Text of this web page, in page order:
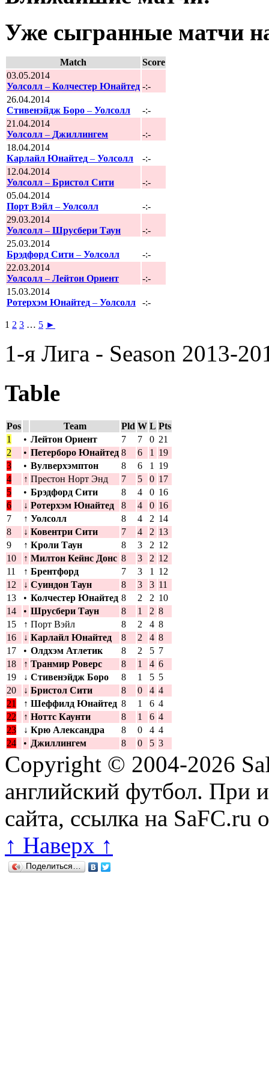
Уже сыгранные матчи
Match
Score
03.05.2014
Уолсолл – Колчестер Юнайтед -:-
26.04.2014
Стивенэйдж Боро – Уолсолл
-:-
21.04.2014
Уолсолл – Джиллингем
-:-
18.04.2014
Карлайл Юнайтед – Уолсолл
-:-
12.04.2014
Уолсолл – Бристол Сити
-:-
05.04.2014
Порт Вэйл – Уолсолл
-:-
29.03.2014
Уолсолл – Шрусбери Таун
-:-
25.03.2014
Брэдфорд Сити – Уолсолл
-:-
22.03.2014
Уолсолл – Лейтон Ориент
-:-
15.03.2014
Ротерхэм Юнайтед – Уолсолл -:-
1 2 3 … 5 ►
1-я Лига - Season 2013-
Table
Pos Team Pld W L Pts
1
• Лейтон Ориент 7 7 0 21
2
• Петерборо Юнайтед 8 6 1
19
3
• Вулверхэмптон 8 6 1
19
4
↑ Престон Норт Энд 7 5 0 17
5
• Брэдфорд Сити 8 4 0 16
6
↓ Ротерхэм Юнайтед 8 4 0 16
7
↑ Уолсолл 8 4 2 14
8
↓ Ковентри Сити 7 4 2 13
9
↑ Кроли Таун 8 3 2 12
10
↑ Милтон Кейнс Донс 8 3 2 12
11
↑ Брентфорд 7 3 1
12
12
↓ Суиндон Таун 8 3 3 11
13
• Колчестер Юнайтед 8 2 2 10
14
• Шрусбери Таун 8 1 2 8
15
↑ Порт Вэйл 8 2 4 8
16
↓ Карлайл Юнайтед 8 2 4 8
17
• Олдхэм Атлетик 8 2 5 7
18
↑ Транмир Роверс 8 1 4 6
19
↓ Стивенэйдж Боро 8 1 5 5
20
↓ Бристол Сити 8 0 4 4
21
↑ Шеффилд Юнайтед 8 1 6 4
22
↑ Ноттс Каунти 8 1 6 4
23
↓ Крю Александра 8 0 4 4
24
• Джиллингем 8 0 5 3
Copyright © 2004-2026
английский футбол. При
сайта, ссылка на SaFC.ru
↑ Наверх ↑
Поделиться…